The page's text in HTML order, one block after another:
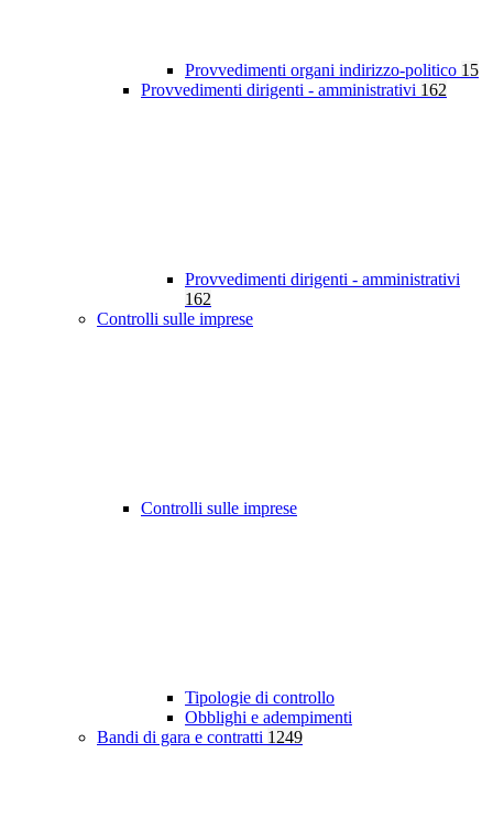
Provvedimenti organi indirizzo-politico 15
Provvedimenti dirigenti - amministrativi 162
Provvedimenti dirigenti - amministrativi
162
Controlli sulle imprese
Controlli sulle imprese
Tipologie di controllo
Obblighi e adempimenti
Bandi di gara e contratti 1249